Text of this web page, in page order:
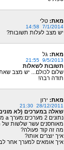
מאת: טלי
7/1/2014 14:58
יש מצב לעלות תשובות?
מאת: גל
9/5/2013 21:55
תשובות לשאלות
שלום לכולם... יש מצב
תודה רבה!
מאת: ירון
28/12/2011 21:30
שאלה במערכים (לא
מאוחסנים עשר שלשות של
מה זה קוד פעולה?
איך יוצרים אותו?
איך אומאים למערך אחר